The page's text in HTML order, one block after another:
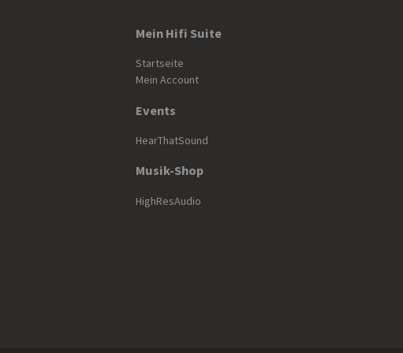
Mein Hifi Suite
Startseite
Mein Account
Events
HearThatSound
Musik-Shop
HighResAudio